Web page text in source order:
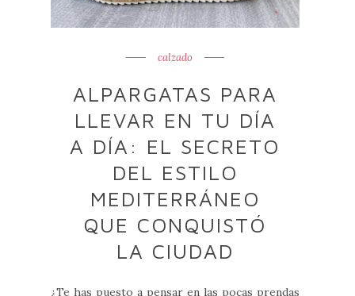
calzado
ALPARGATAS PARA
LLEVAR EN TU DÍA
A DÍA: EL SECRETO
DEL ESTILO
MEDITERRÁNEO
QUE CONQUISTÓ
LA CIUDAD
¿Te has puesto a pensar en las pocas prendas